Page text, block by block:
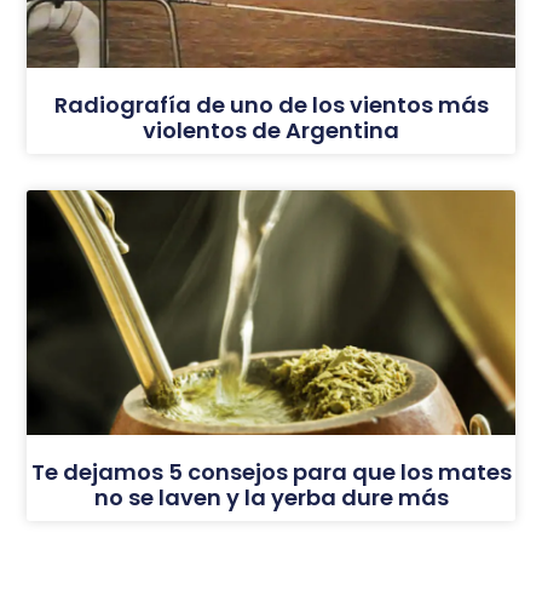
Radiografía de uno de los vientos más
violentos de Argentina
Te dejamos 5 consejos para que los mates
no se laven y la yerba dure más